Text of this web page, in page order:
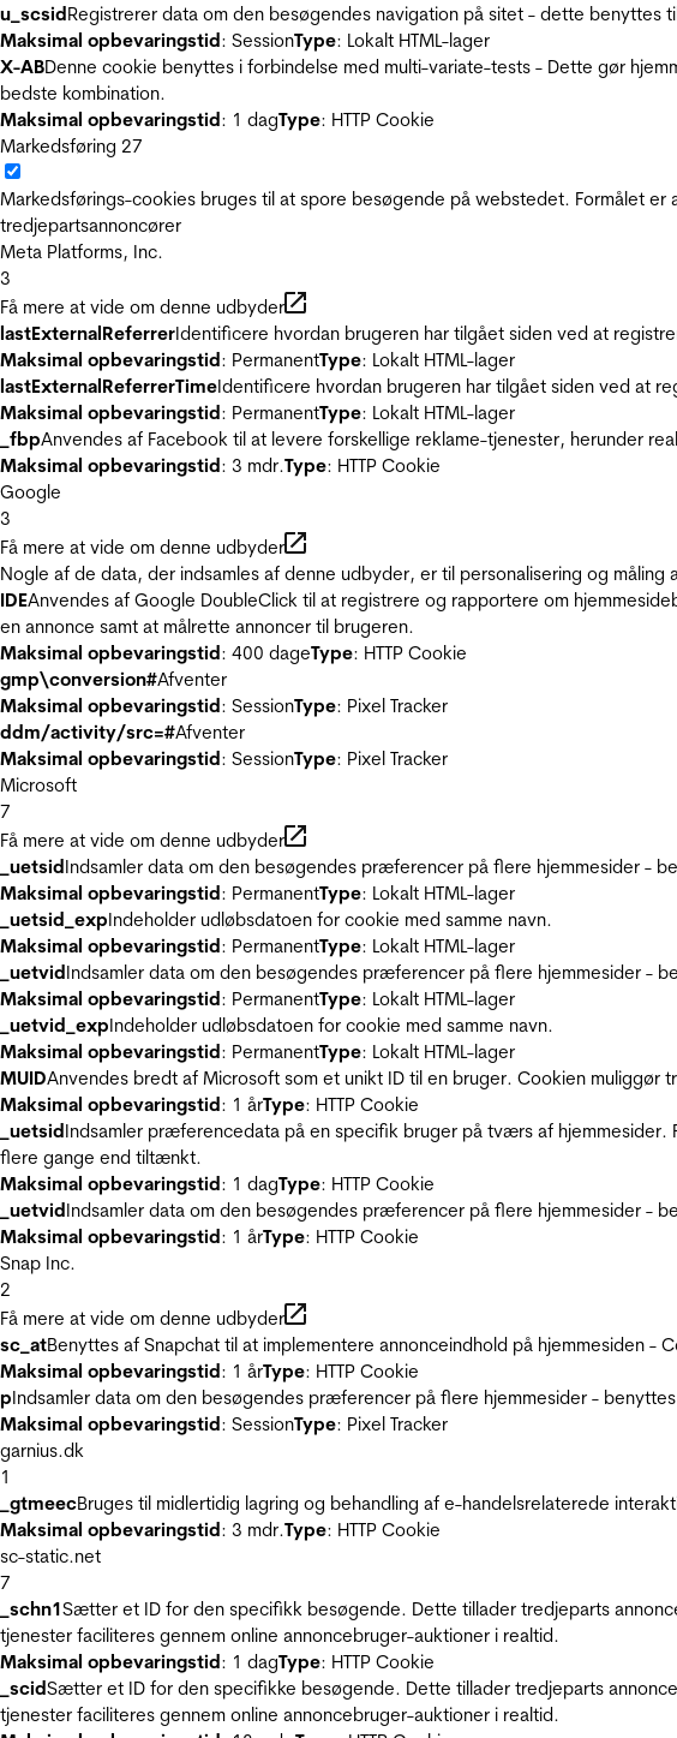
u_scsidRegistrerer data om den besøgendes navigation på sitet - dette benyttes
Maksimal opbevaringstid: SessionType: Lokalt HTML-lager
X-ABDenne cookie benyttes i forbindelse med multi-variate-tests - Dette gør
bedste kombination.
Maksimal opbevaringstid: 1 dagType: HTTP Cookie
Markedsføring 27
Markedsførings-cookies bruges til at spore besøgende på webstedet. Formålet
tredjepartsannoncører
Meta Platforms, Inc.
3
Få mere at vide om denne udbyder
lastExternalReferrerIdentificere hvordan brugeren har tilgået siden ved at
Maksimal opbevaringstid: PermanentType: Lokalt HTML-lager
lastExternalReferrerTimeIdentificere hvordan brugeren har tilgået siden ved at
Maksimal opbevaringstid: PermanentType: Lokalt HTML-lager
_fbpAnvendes af Facebook til at levere forskellige reklame-tjenester, herunder
Maksimal opbevaringstid: 3 mdr.Type: HTTP Cookie
Google
3
Få mere at vide om denne udbyder
Nogle af de data, der indsamles af denne udbyder, er til personalisering og
IDEAnvendes af Google DoubleClick til at registrere og rapportere om
en annonce samt at målrette annoncer til brugeren.
Maksimal opbevaringstid: 400 dageType: HTTP Cookie
gmp\conversion#Afventer
Maksimal opbevaringstid: SessionType: Pixel Tracker
ddm/activity/src=#Afventer
Maksimal opbevaringstid: SessionType: Pixel Tracker
Microsoft
7
Få mere at vide om denne udbyder
_uetsidIndsamler data om den besøgendes præferencer på flere hjemmesider -
Maksimal opbevaringstid: PermanentType: Lokalt HTML-lager
_uetsid_expIndeholder udløbsdatoen for cookie med samme navn.
Maksimal opbevaringstid: PermanentType: Lokalt HTML-lager
_uetvidIndsamler data om den besøgendes præferencer på flere hjemmesider -
Maksimal opbevaringstid: PermanentType: Lokalt HTML-lager
_uetvid_expIndeholder udløbsdatoen for cookie med samme navn.
Maksimal opbevaringstid: PermanentType: Lokalt HTML-lager
MUIDAnvendes bredt af Microsoft som et unikt ID til en bruger. Cookien
Maksimal opbevaringstid: 1 årType: HTTP Cookie
_uetsidIndsamler præferencedata på en specifik bruger på tværs af hjemmesider.
flere gange end tiltænkt.
Maksimal opbevaringstid: 1 dagType: HTTP Cookie
_uetvidIndsamler data om den besøgendes præferencer på flere hjemmesider -
Maksimal opbevaringstid: 1 årType: HTTP Cookie
Snap Inc.
2
Få mere at vide om denne udbyder
sc_atBenyttes af Snapchat til at implementere annonceindhold på hjemmesiden
Maksimal opbevaringstid: 1 årType: HTTP Cookie
pIndsamler data om den besøgendes præferencer på flere hjemmesider -
Maksimal opbevaringstid: SessionType: Pixel Tracker
garnius.dk
1
_gtmeecBruges til midlertidig lagring og behandling af e-handelsrelaterede
Maksimal opbevaringstid: 3 mdr.Type: HTTP Cookie
sc-static.net
7
_schn1Sætter et ID for den specifikk besøgende. Dette tillader tredjeparts
tjenester faciliteres gennem online annoncebruger-auktioner i realtid.
Maksimal opbevaringstid: 1 dagType: HTTP Cookie
_scidSætter et ID for den specifikke besøgende. Dette tillader tredjeparts
tjenester faciliteres gennem online annoncebruger-auktioner i realtid.